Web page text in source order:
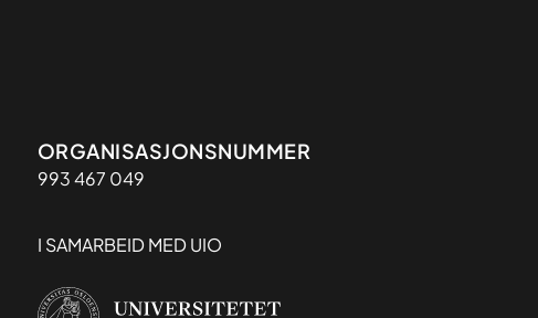
Organisasjon
ORGANISASJONSNUMMER
993 467 049
I SAMARBEID MED UIO